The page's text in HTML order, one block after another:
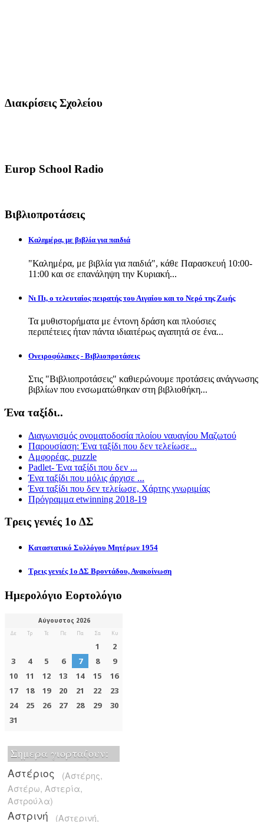
Διακρίσεις Σχολείου
Europ School Radio
Βιβλιοπροτάσεις
Καλημέρα, με βιβλία για παιδιά
"Καλημέρα, με βιβλία για παιδιά", κάθε Παρασκευή 10:00-
11:00 και σε επανάληψη την Κυριακή...
Νι Πι, ο τελευταίος πειρατής του Αιγαίου και το Νερό της Ζωής
Τα μυθιστορήματα με έντονη δράση και πλούσιες
περιπέτειες ήταν πάντα ιδιαιτέρως αγαπητά σε ένα...
Ονειροφύλακες - Βιβλιοπροτάσεις
Στις "Βιβλιοπροτάσεις" καθιερώνουμε προτάσεις ανάγνωσης
βιβλίων που ενσωματώθηκαν στη βιβλιοθήκη...
Ένα ταξίδι..
Διαγωνισμός ονοματοδοσία πλοίου ναυαγίου Μαζωτού
Παρουσίαση: Ένα ταξίδι που δεν τελείωσε...
Αμφορέας, puzzle
Padlet- Ένα ταξίδι που δεν ...
Ένα ταξίδι που μόλις άρχισε ...
Ένα ταξίδι που δεν τελείωσε, Χάρτης γνωριμίας
Πρόγραμμα etwinning 2018-19
Τρεις γενιές 1ο ΔΣ
Καταστατικό Συλλόγου Μητέρων 1954
Τρεις γενιές 1ο ΔΣ Βροντάδου, Ανακοίνωση
Ημερολόγιο Εορτολόγιο